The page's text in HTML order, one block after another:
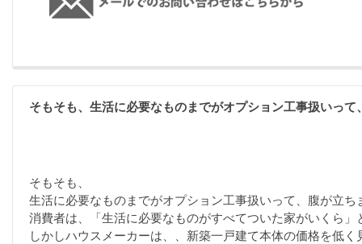
そもそも、生活に必要なものまでがオプション工事扱いって
そもそも、
生活に必要なものまでがオプション工事扱いって、腹が立ち
消費者は、「生活に必要なものがすべてついた家がいくら
しかしハウスメーカーは、、新築一戸建て本体の価格を低